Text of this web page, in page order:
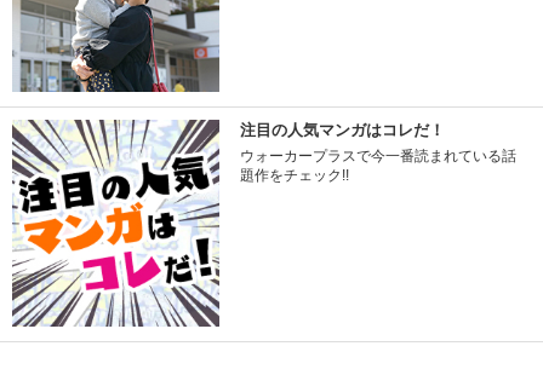
注目の人気マンガはコレだ！
ウォーカープラスで今一番読まれている話
題作をチェック!!